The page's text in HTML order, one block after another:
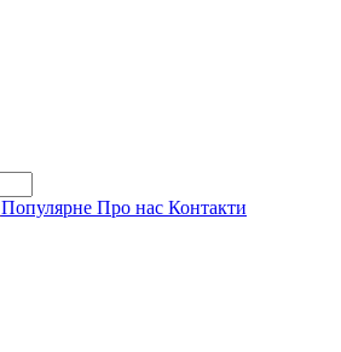
Популярне Про нас Контакти